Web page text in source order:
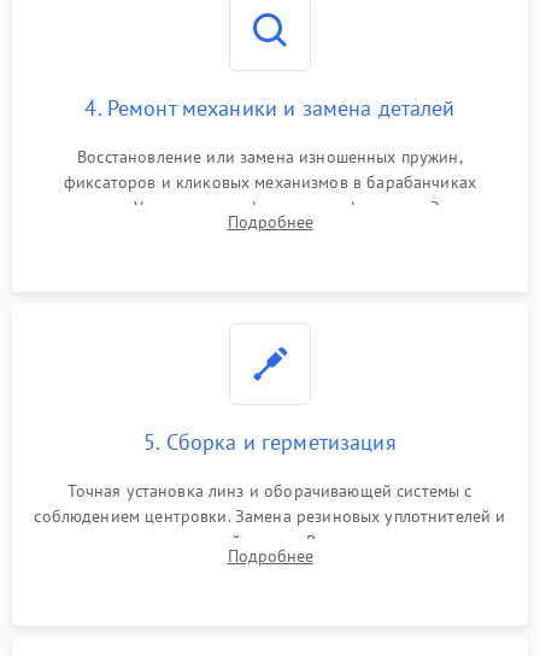
4. Ремонт механики и замена деталей
Восстановление или замена изношенных пружин,
фиксаторов и кликовых механизмов в барабанчиках
поправок. Устранение люфтов в трансфокаторе. Замена
поврежденных линз, разбитой сетки или восстановление
Подробнее
5. Сборка и герметизация
Точная установка линз и оборачивающей системы с
соблюдением центровки. Замена резиновых уплотнителей и
нанесение влагозащитной смазки. Вакуумирование корпуса
и заполнение его осушенным азотом или аргоном для
Подробнее